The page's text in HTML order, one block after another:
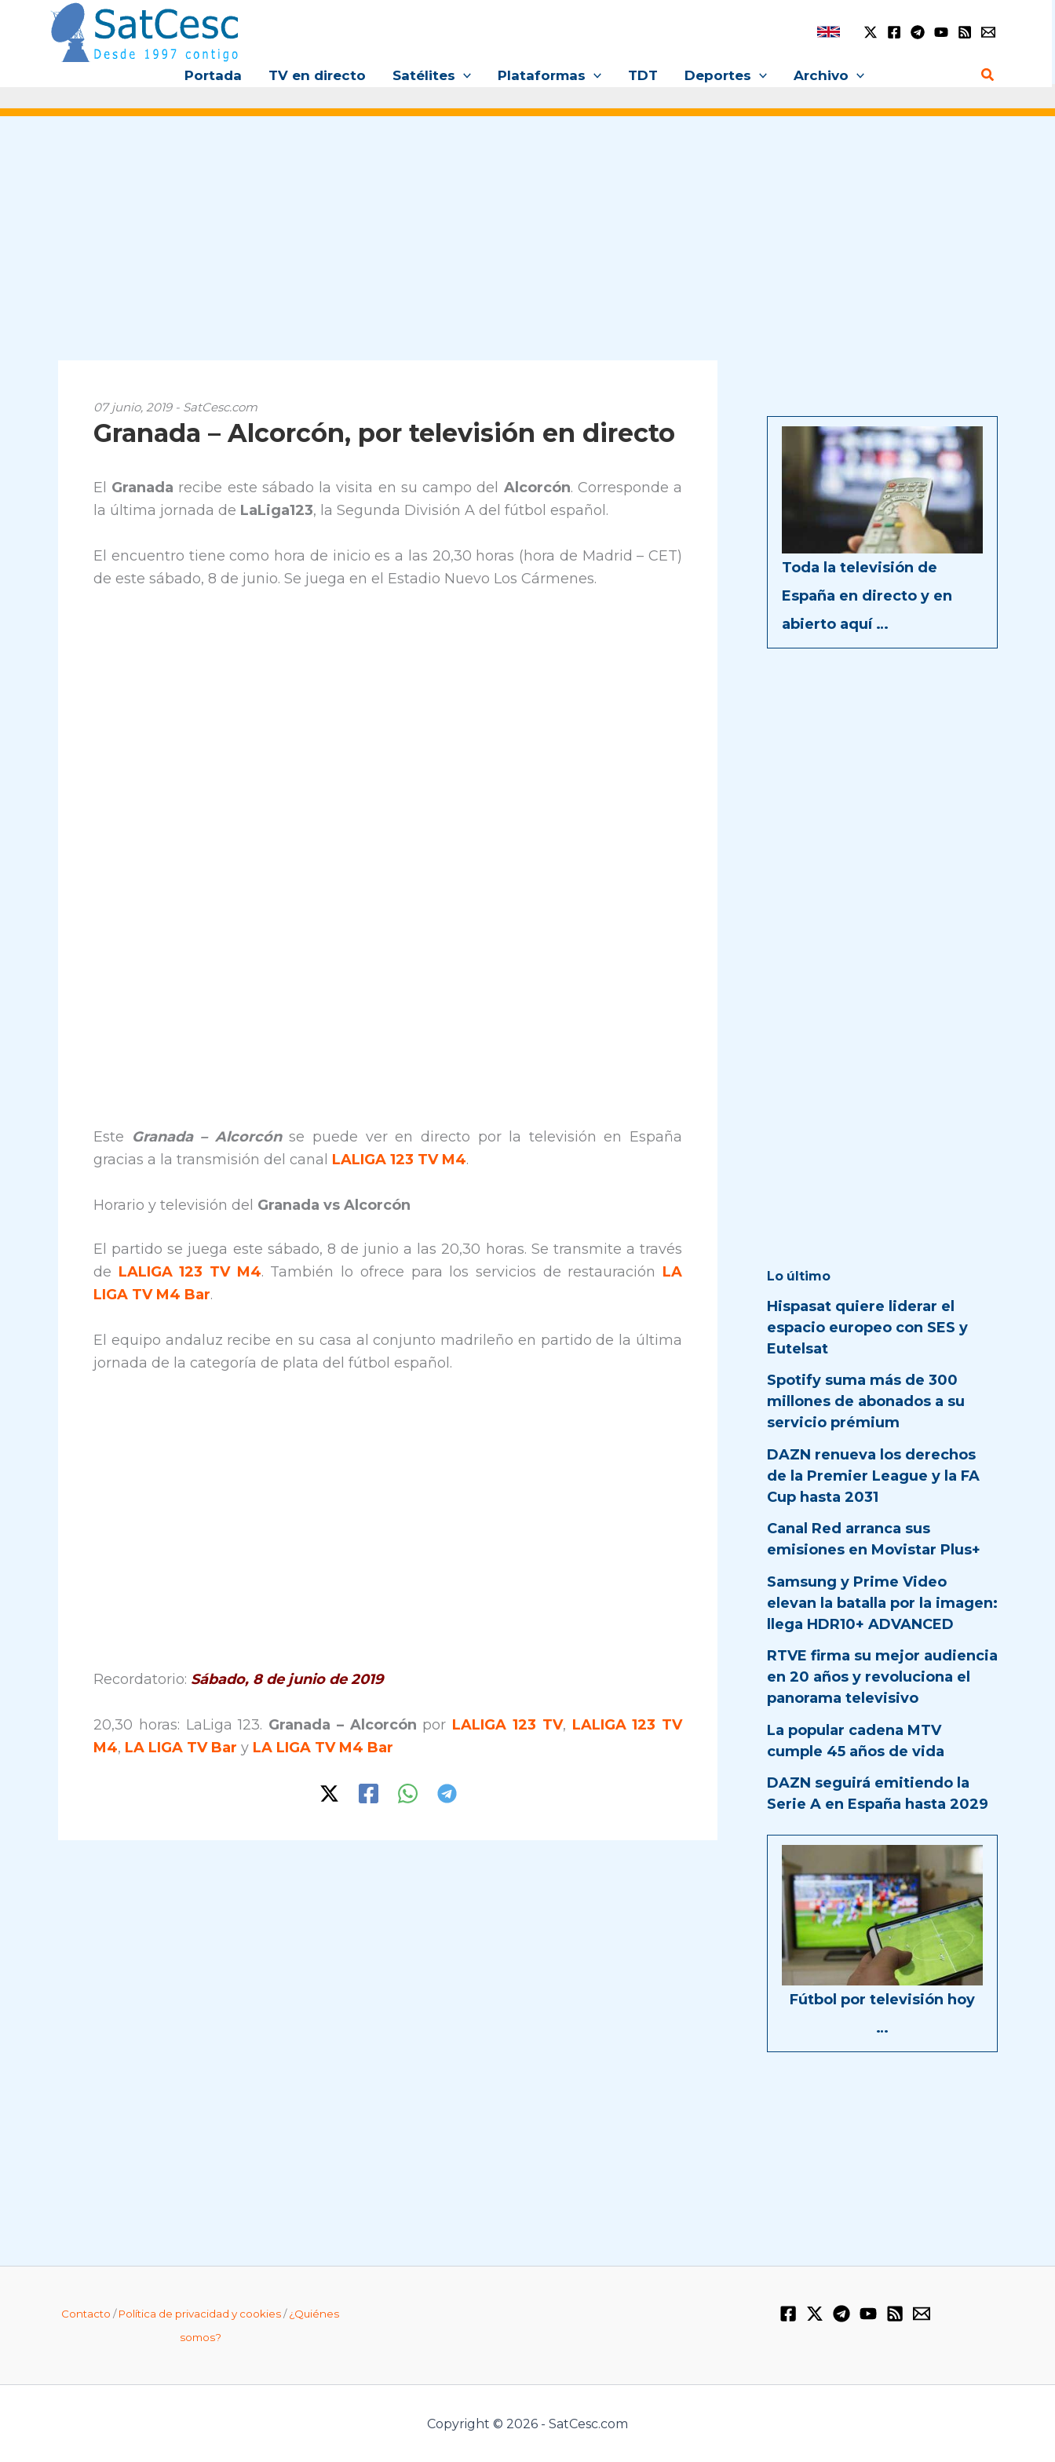
contenido
Portada TV en directo Satélites Plataformas TDT Deportes Archivo Buscar
07 junio, 2019 - SatCesc.com
Granada – Alcorcón, por televisión en directo
El Granada recibe este sábado la visita en su campo del Alcorcón. Corresponde a
la última jornada de LaLiga123, la Segunda División A del fútbol español.
El encuentro tiene como hora de inicio es a las 20,30 horas (hora de Madrid – CET)
de este sábado, 8 de junio. Se juega en el Estadio Nuevo Los Cármenes.
Este Granada – Alcorcónse puede ver en directo por la televisión en España
gracias a la transmisión del canal LALIGA 123 TV M4.
Horario y televisión del Granada vs Alcorcón
El partido se juega este sábado, 8 de junio a las 20,30 horas. Se transmite a través
de LALIGA 123 TV M4. También lo ofrece para los servicios de restauración LA
LIGA TV M4 Bar.
El equipo andaluz recibe en su casa al conjunto madrileño en partido de la última
jornada de la categoría de plata del fútbol español.
Recordatorio: Sábado, 8 de junio de 2019
20,30 horas: LaLiga 123. Granada – Alcorcón por LALIGA 123 TV, LALIGA 123 TV
M4, LA LIGA TV Bar y LA LIGA TV M4 Bar
Toda la televisión de
España en directo y en
abierto aquí …
Lo último
Hispasat quiere liderar el
espacio europeo con SES y
Eutelsat
Spotify suma más de 300
millones de abonados a su
servicio prémium
DAZN renueva los derechos
de la Premier League y la FA
Cup hasta 2031
Canal Red arranca sus
emisiones en Movistar Plus+
Samsung y Prime Video
elevan la batalla por la imagen:
llega HDR10+ ADVANCED
RTVE firma su mejor audiencia
en 20 años y revoluciona el
panorama televisivo
La popular cadena MTV
cumple 45 años de vida
DAZN seguirá emitiendo la
Serie A en España hasta 2029
Fútbol por televisión hoy
…
Contacto /Política de privacidad y cookies/¿Quiénes
somos?
Copyright © 2026 - SatCesc.com